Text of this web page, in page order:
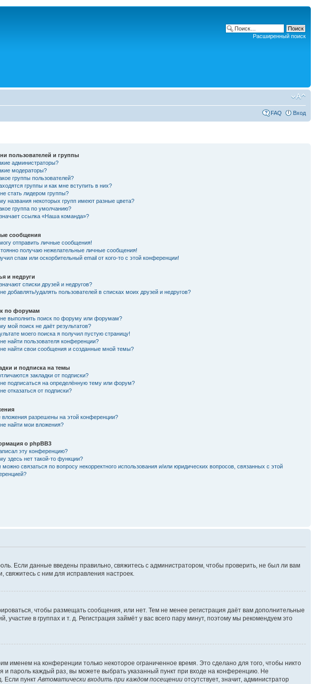
Расширенный поиск
FAQ Вход
пользователей и группы
администраторы?
модераторы?
группы пользователей?
группы и как мне вступить в них?
стать лидером группы?
названия некоторых групп имеют разные цвета?
группа по умолчанию?
ссылка «Наша команда»?
сообщения
отправить личные сообщения!
получаю нежелательные личные сообщения!
спам или оскорбительный email от кого-то с этой конференции!
и недруги
списки друзей и недругов?
добавлять/удалять пользователей в списках моих друзей и недругов?
по форумам
выполнить поиск по форуму или форумам?
мой поиск не даёт результатов?
моего поиска я получил пустую страницу!
найти пользователя конференции?
найти свои сообщения и созданные мной темы?
и подписка на темы
закладки от подписки?
подписаться на определённую тему или форум?
отказаться от подписки?
вложения разрешены на этой конференции?
найти мои вложения?
о phpBB3
эту конференцию?
здесь нет такой-то функции?
связаться по вопросу некорректного использования и/или юридических вопросов, связанных с этой
Если данные введены правильно, свяжитесь с администратором, чтобы проверить, не был ли вам
с ним для исправления настроек.
чтобы размещать сообщения, или нет. Тем не менее регистрация даёт вам дополнительные
в группах и т. д. Регистрация займёт у вас всего пару минут, поэтому мы рекомендуем это
именем на конференции только некоторое ограниченное время. Это сделано для того, чтобы никто
и пароль каждый раз, вы можете выбрать указанный пункт при входе на конференцию. Не
Если пунктАвтоматически входить при каждом посещении отсутствует, значит, администратор